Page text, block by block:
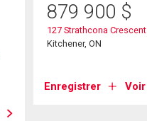
879 900 $
127 Strathcona Crescent
Kitchener, ON
Enregistrer Voir